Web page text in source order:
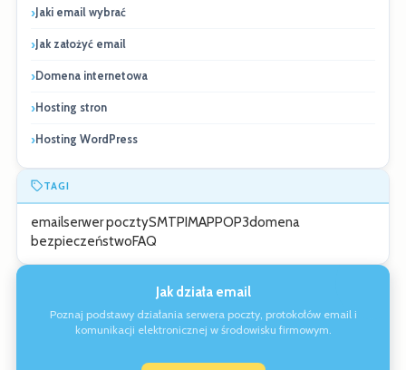
Jaki email wybrać
Jak założyć email
Domena internetowa
Hosting stron
Hosting WordPress
TAGI
emailserwer pocztySMTPIMAPPOP3domena
bezpieczeństwoFAQ
Jak działa email
Poznaj podstawy działania serwera poczty, protokołów email i
komunikacji elektronicznej w środowisku firmowym.